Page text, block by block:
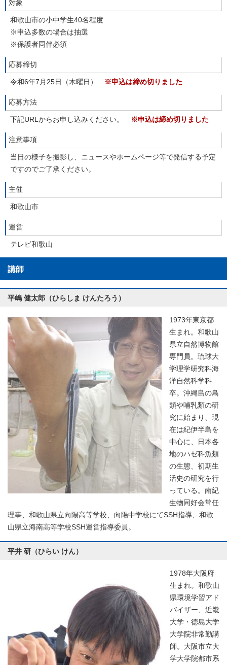
対象
和歌山市の小中学生40名程度
※申込多数の場合は抽選
※保護者同伴必須
応募締切
令和6年7月25日（木曜日） ※申込は締め切りました
応募方法
下記URLからお申し込みください。 ※申込は締め切りました
注意事項
当日の様子を撮影し、ニュースやホームページ等で発信する予定
ですのでご了承ください。
主催
和歌山市
運営
テレビ和歌山
講師
平嶋 健太郎（ひらしま けんたろう）
1973年東京都
生まれ。和歌山
県立自然博物館
専門員。琉球大
学理学研究科海
洋自然科学科
卒。沖縄島の鳥
類や哺乳類の研
究に始まり、現
在は紀伊半島を
中心に、日本各
地のハゼ科魚類
の生態、初期生
活史の研究を行
っている。南紀
生物同好会常任
理事、和歌山県立向陽高等学校、向陽中学校にてSSH指導、和歌
山県立海南高等学校SSH運営指導委員。
平井 研（ひらい けん）
1978年大阪府
生まれ。和歌山
県環境学習アド
バイザー、近畿
大学・徳島大学
大学院非常勤講
師。大阪市立大
学大学院都市系